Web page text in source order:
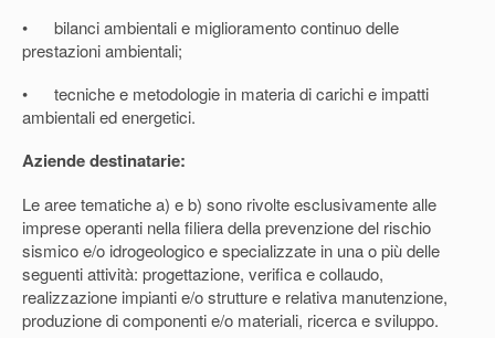
• bilanci ambientali e miglioramento continuo delle
prestazioni ambientali;
• tecniche e metodologie in materia di carichi e impatti
ambientali ed energetici.
Aziende destinatarie:
Le aree tematiche a) e b) sono rivolte esclusivamente alle
imprese operanti nella filiera della prevenzione del rischio
sismico e/o idrogeologicoe specializzate in una o più delle
seguenti attività: progettazione, verifica e collaudo,
realizzazione impianti e/o strutture e relativa manutenzione,
produzione di componenti e/o materiali, ricerca e sviluppo.